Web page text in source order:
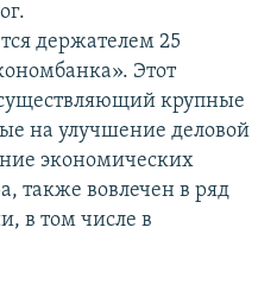
держателем 25
Этот
крупные
на улучшение деловой
экономических
также вовлечен в ряд
в том числе в